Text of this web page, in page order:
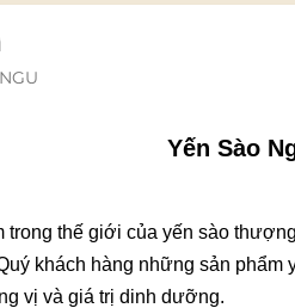
Yến Sào
trong thế giới của yến sào
khách hàng những sản
vị và giá trị dinh dưỡng.